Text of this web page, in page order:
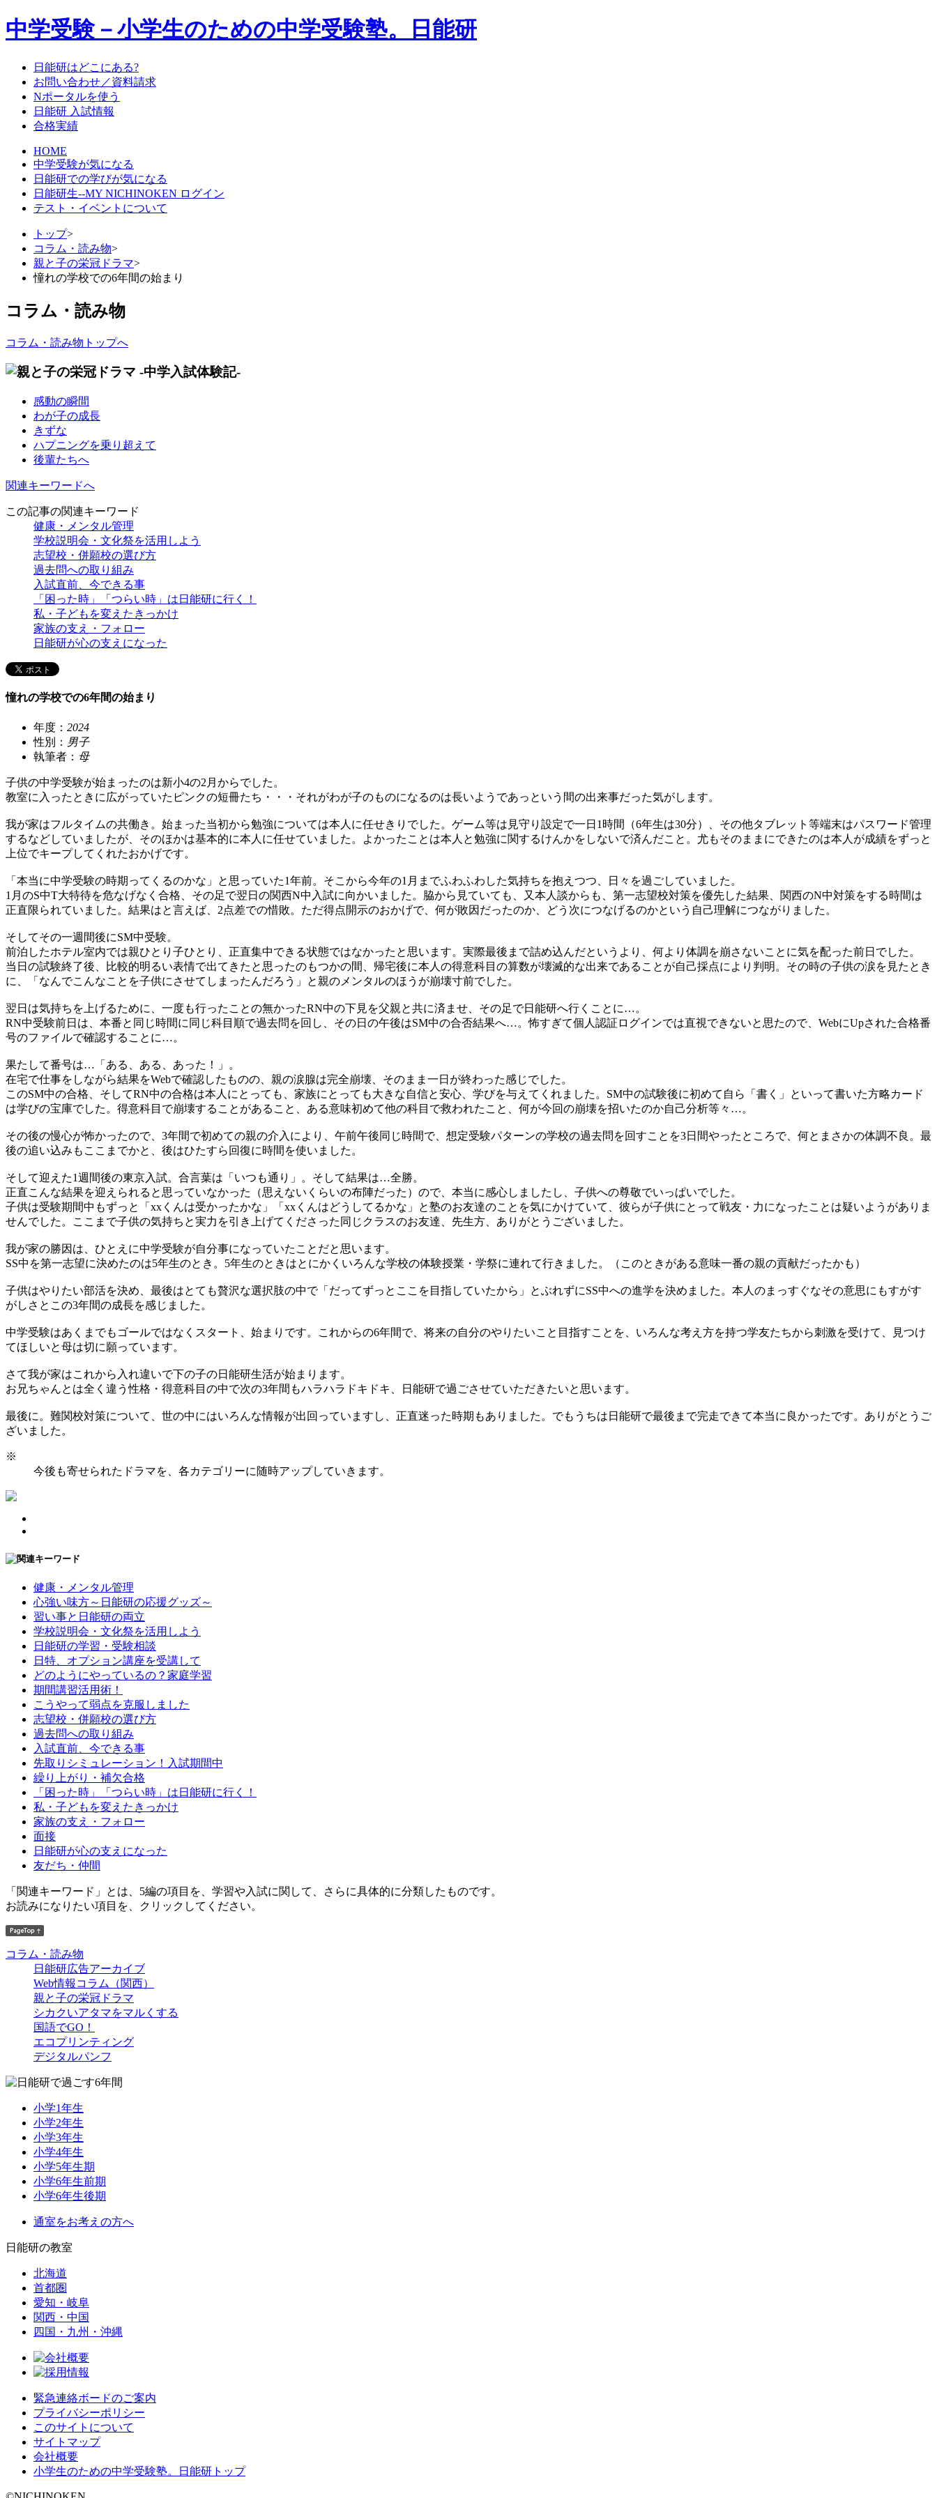
中学受験－小学生のための中学受験塾。日能研
日能研はどこにある?
お問い合わせ／資料請求
Nポータルを使う
日能研 入試情報
合格実績
HOME
中学受験が気になる
日能研での学びが気になる
日能研生--MY NICHINOKEN ログイン
テスト・イベントについて
トップ>
コラム・読み物>
親と子の栄冠ドラマ>
憧れの学校での6年間の始まり
コラム・読み物
コラム・読み物トップへ
感動の瞬間
わが子の成長
きずな
ハプニングを乗り超えて
後輩たちへ
関連キーワードへ
この記事の関連キーワード
健康・メンタル管理
学校説明会・文化祭を活用しよう
志望校・併願校の選び方
過去問への取り組み
入試直前、今できる事
「困った時」「つらい時」は日能研に行く！
私・子どもを変えたきっかけ
家族の支え・フォロー
日能研が心の支えになった
憧れの学校での6年間の始まり
年度： 2024
性別： 男子
執筆者： 母
子供の中学受験が始まったのは新小4の2月からでした。
教室に入ったときに広がっていたピンクの短冊たち・・・それがわが子のものになるのは長いようであっという間の出来事だった気がします。
我が家はフルタイムの共働き。始まった当初から勉強については本人に任せきりでした。ゲーム等は見守り設定で一日1時間（6年生は30分）、その他タブレット等端末はパスワード管理
するなどしていましたが、そのほかは基本的に本人に任せていました。よかったことは本人と勉強に関するけんかをしないで済んだこと。尤もそのままにできたのは本人が成績をずっと
上位でキープしてくれたおかげです。
「本当に中学受験の時期ってくるのかな」と思っていた1年前。そこから今年の1月までふわふわした気持ちを抱えつつ、日々を過ごしていました。
1月のS中T大特待を危なげなく合格、その足で翌日の関西N中入試に向かいました。脇から見ていても、又本人談からも、第一志望校対策を優先した結果、関西のN中対策をする時間は
正直限られていました。結果はと言えば、2点差での惜敗。ただ得点開示のおかげで、何が敗因だったのか、どう次につなげるのかという自己理解につながりました。
そしてその一週間後にSM中受験。
前泊したホテル室内では親ひとり子ひとり、正直集中できる状態ではなかったと思います。実際最後まで詰め込んだというより、何より体調を崩さないことに気を配った前日でした。
当日の試験終了後、比較的明るい表情で出てきたと思ったのもつかの間、帰宅後に本人の得意科目の算数が壊滅的な出来であることが自己採点により判明。その時の子供の涙を見たとき
に、「なんでこんなことを子供にさせてしまったんだろう」と親のメンタルのほうが崩壊寸前でした。
翌日は気持ちを上げるために、一度も行ったことの無かったRN中の下見を父親と共に済ませ、その足で日能研へ行くことに…。
RN中受験前日は、本番と同じ時間に同じ科目順で過去問を回し、その日の午後はSM中の合否結果へ…。怖すぎて個人認証ログインでは直視できないと思たので、WebにUpされた合格番
号のファイルで確認することに…。
果たして番号は…「ある、ある、あった！」。
在宅で仕事をしながら結果をWebで確認したものの、親の涙腺は完全崩壊、そのまま一日が終わった感じでした。
このSM中の合格、そしてRN中の合格は本人にとっても、家族にとっても大きな自信と安心、学びを与えてくれました。SM中の試験後に初めて自ら「書く」といって書いた方略カード
は学びの宝庫でした。得意科目で崩壊することがあること、ある意味初めて他の科目で救われたこと、何が今回の崩壊を招いたのか自己分析等々…。
その後の慢心が怖かったので、3年間で初めての親の介入により、午前午後同じ時間で、想定受験パターンの学校の過去問を回すことを3日間やったところで、何とまさかの体調不良。最
後の追い込みもここまでかと、後はひたすら回復に時間を使いました。
そして迎えた1週間後の東京入試。合言葉は「いつも通り」。そして結果は…全勝。
正直こんな結果を迎えられると思っていなかった（思えないくらいの布陣だった）ので、本当に感心しましたし、子供への尊敬でいっぱいでした。
子供は受験期間中もずっと「xxくんは受かったかな」「xxくんはどうしてるかな」と塾のお友達のことを気にかけていて、彼らが子供にとって戦友・力になったことは疑いようがありま
せんでした。ここまで子供の気持ちと実力を引き上げてくださった同じクラスのお友達、先生方、ありがとうございました。
我が家の勝因は、ひとえに中学受験が自分事になっていたことだと思います。
SS中を第一志望に決めたのは5年生のとき。5年生のときはとにかくいろんな学校の体験授業・学祭に連れて行きました。（このときがある意味一番の親の貢献だったかも）
子供はやりたい部活を決め、最後はとても贅沢な選択肢の中で「だってずっとここを目指していたから」とぶれずにSS中への進学を決めました。本人のまっすぐなその意思にもすがす
がしさとこの3年間の成長を感じました。
中学受験はあくまでもゴールではなくスタート、始まりです。これからの6年間で、将来の自分のやりたいこと目指すことを、いろんな考え方を持つ学友たちから刺激を受けて、見つけ
てほしいと母は切に願っています。
さて我が家はこれから入れ違いで下の子の日能研生活が始まります。
お兄ちゃんとは全く違う性格・得意科目の中で次の3年間もハラハラドキドキ、日能研で過ごさせていただきたいと思います。
最後に。難関校対策について、世の中にはいろんな情報が出回っていますし、正直迷った時期もありました。でもうちは日能研で最後まで完走できて本当に良かったです。ありがとうご
ざいました。
※
今後も寄せられたドラマを、各カテゴリーに随時アップしていきます。
健康・メンタル管理
心強い味方～日能研の応援グッズ～
習い事と日能研の両立
学校説明会・文化祭を活用しよう
日能研の学習・受験相談
日特、オプション講座を受講して
どのようにやっているの？家庭学習
期間講習活用術！
こうやって弱点を克服しました
志望校・併願校の選び方
過去問への取り組み
入試直前、今できる事
先取りシミュレーション！入試期間中
繰り上がり・補欠合格
「困った時」「つらい時」は日能研に行く！
私・子どもを変えたきっかけ
家族の支え・フォロー
面接
日能研が心の支えになった
友だち・仲間
「関連キーワード」とは、5編の項目を、学習や入試に関して、さらに具体的に分類したものです。
お読みになりたい項目を、クリックしてください。
コラム・読み物
日能研広告アーカイブ
Web情報コラム（関西）
親と子の栄冠ドラマ
シカクいアタマをマルくする
国語でGO！
エコプリンティング
デジタルパンフ
小学1年生
小学2年生
小学3年生
小学4年生
小学5年生期
小学6年生前期
小学6年生後期
通室をお考えの方へ
日能研の教室
北海道
首都圏
愛知・岐阜
関西・中国
四国・九州・沖縄
緊急連絡ボードのご案内
プライバシーポリシー
このサイトについて
サイトマップ
会社概要
小学生のための中学受験塾。日能研トップ